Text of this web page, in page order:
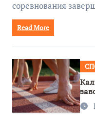
соревнования
Read More